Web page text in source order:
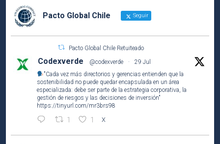
Pacto Global Chile Seguir
Pacto Global Chile Retuiteado
Codexverde @codexverde ·
29 Jul
"Cada vez más directorios y gerencias entienden que la
sostenibilidad no puede quedar encapsulada en un área
especializada: debe ser parte de la estrategia corporativa, la
gestión de riesgos y las decisiones de inversión"
https://tinyurl.com/mr3brs98
1 1 X